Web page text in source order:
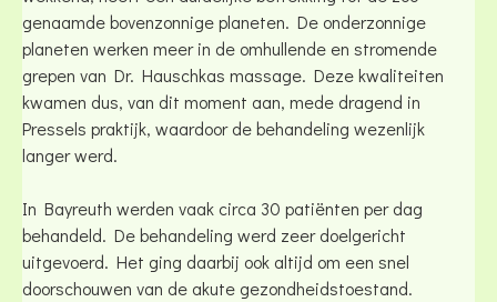
genaamde bovenzonnige planeten. De onderzonnige
planeten werken meer in de omhullende en stromende
grepen van Dr. Hauschkas massage. Deze kwaliteiten
kwamen dus, van dit moment aan, mede dragend in
Pressels praktijk, waardoor de behandeling wezenlijk
langer werd.
In Bayreuth werden vaak circa 30 patiënten per dag
behandeld. De behandeling werd zeer doelgericht
uitgevoerd. Het ging daarbij ook altijd om een snel
doorschouwen van de akute gezondheidstoestand.